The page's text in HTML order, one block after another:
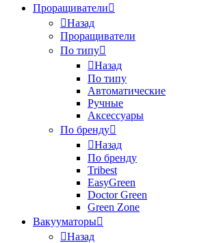
Проращиватели
Назад
Проращиватели
По типу
Назад
По типу
Автоматические
Ручные
Аксессуары
По бренду
Назад
По бренду
Tribest
EasyGreen
Doctor Green
Green Zone
Вакууматоры
Назад